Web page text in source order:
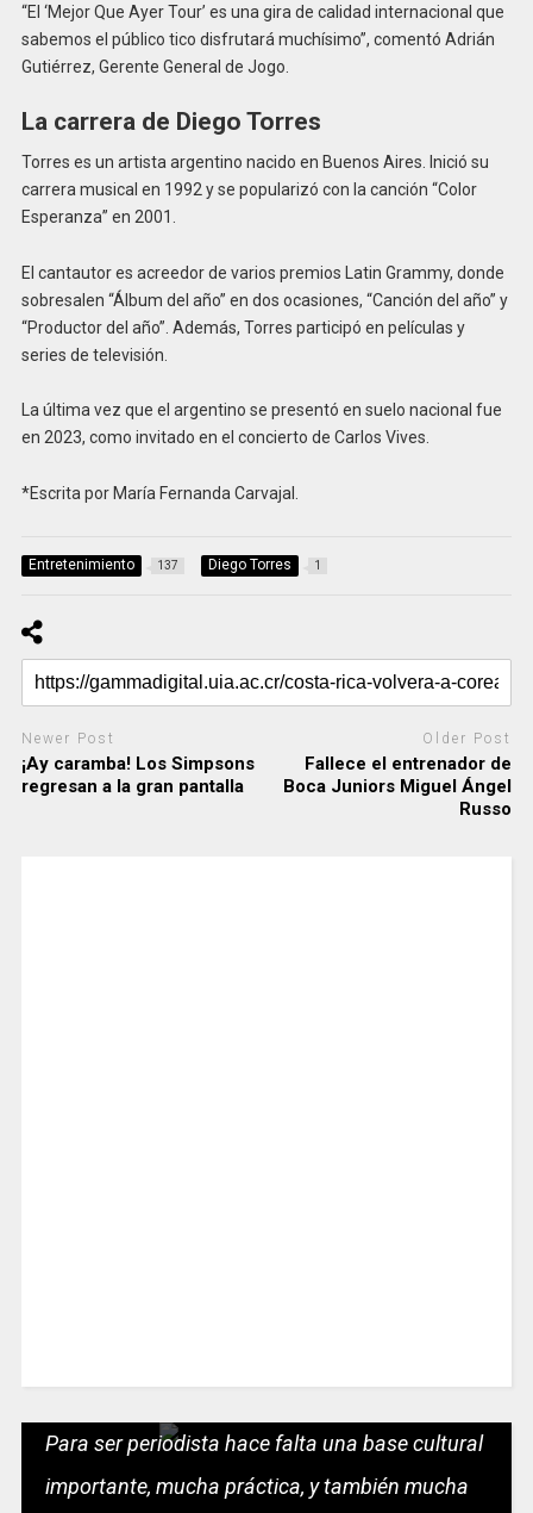
“El ‘Mejor Que Ayer Tour’ es una gira de calidad internacional que
sabemos el público tico disfrutará muchísimo”, comentó Adrián
Gutiérrez, Gerente General de Jogo.
La carrera de Diego Torres
Torres es un artista argentino nacido en Buenos Aires. Inició su
carrera musical en 1992 y se popularizó con la canción “Color
Esperanza” en 2001.
El cantautor es acreedor de varios premios Latin Grammy, donde
sobresalen “Álbum del año” en dos ocasiones, “Canción del año” y
“Productor del año”. Además, Torres participó en películas y
series de televisión.
La última vez que el argentino se presentó en suelo nacional fue
en 2023, como invitado en el concierto de Carlos Vives.
*Escrita por María Fernanda Carvajal.
Entretenimiento 137 Diego Torres 1
Newer Post
¡Ay caramba! Los Simpsons
regresan a la gran pantalla
Older Post
Fallece el entrenador de
Boca Juniors Miguel Ángel
Russo
Para ser periodista hace falta una base cultural
importante, mucha práctica, y también mucha